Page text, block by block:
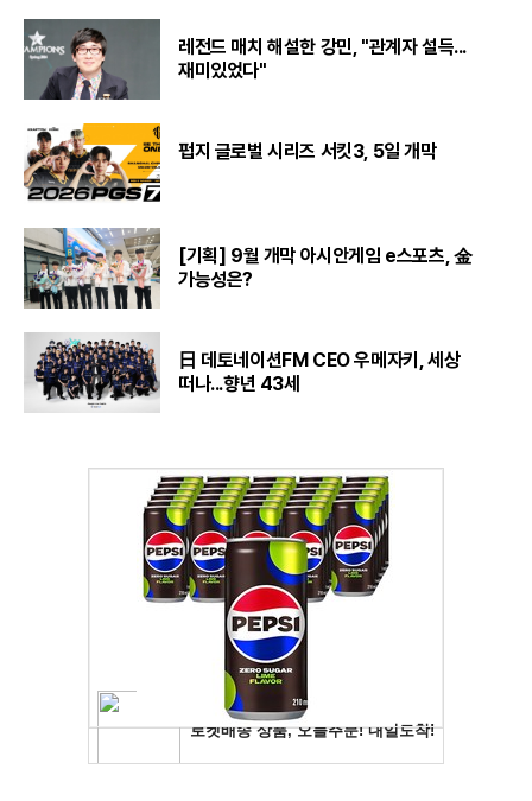
레전드 매치 해설한 강민, "관계자 설득...
재미있었다"
펍지 글로벌 시리즈 서킷3, 5일 개막
[기획] 9월 개막 아시안게임 e스포츠, 金
가능성은?
日 데토네이션FM CEO 우메자키, 세상
떠나...향년 43세